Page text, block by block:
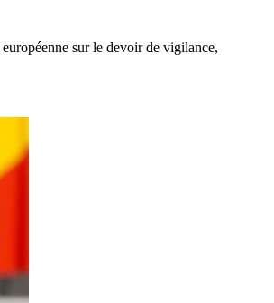
sur le devoir de vigilance,